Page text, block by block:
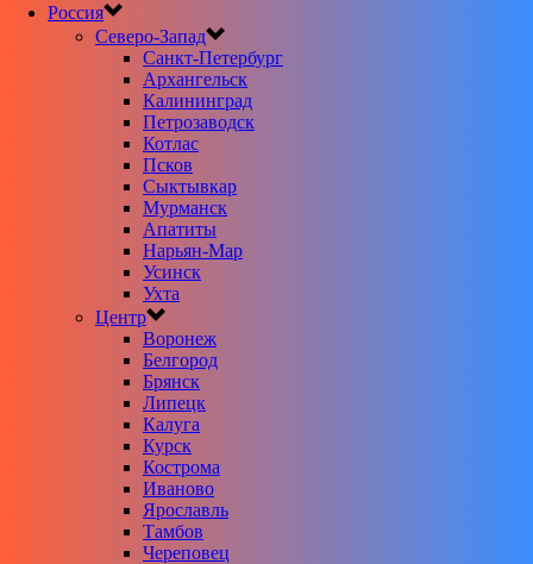
Россия
Северо-Запад
Санкт-Петербург
Архангельск
Калининград
Петрозаводск
Котлас
Псков
Сыктывкар
Мурманск
Апатиты
Нарьян-Мар
Усинск
Ухта
Центр
Воронеж
Белгород
Брянск
Липецк
Калуга
Курск
Кострома
Иваново
Ярославль
Тамбов
Череповец